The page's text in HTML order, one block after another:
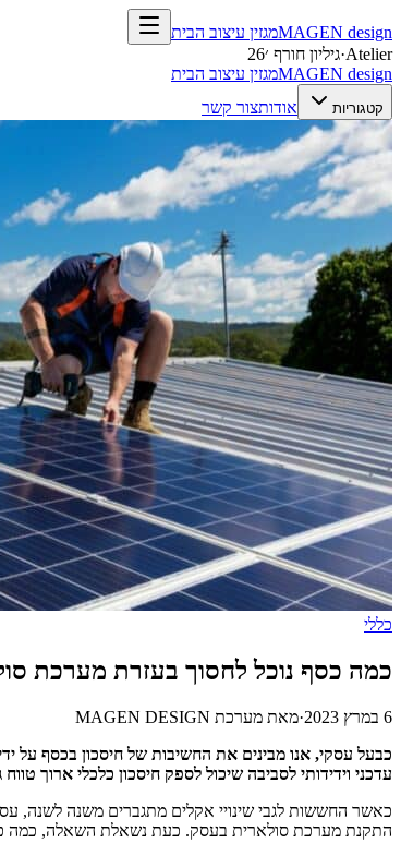
MAGEN design
מגזין עיצוב הבית
Atelier
·גיליון חורף ׳26
MAGEN design מגזין עיצוב הבית
קטגוריות אודותצור קשר
כללי
כמה כסף נוכל לחסוך בעזרת מערכת
6 במרץ 2023 ·מאת מערכת MAGEN DESIGN
כבעל עסקי, אנו מבינים את החשיבות של חיסכון בכסף
עדכני וידידותי לסביבה שיכול לספק חיסכון כלכלי ארוך
כאשר החששות לגבי שינויי אקלים מתגברים משנה לשנה,
התקנת מערכת סולארית בעסק. כעת נשאלת השאלה, כמה